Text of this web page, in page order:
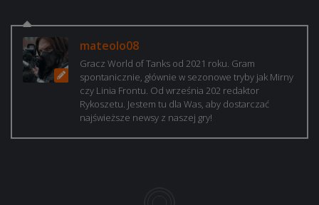
mateolo08
Gracz World of Tanks od 2021 roku. Gram
spontanicznie, głównie w sezonowe tryby jak Mirny
czy Linia Frontu. Od września 202 redaktor
Rykoszetu. Jestem tu dla Was, aby dostarczać
najświeższe newsy z naszej gry!